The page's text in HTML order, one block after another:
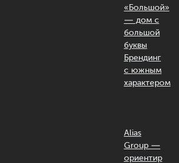
«Большой»
— дом с
большой
буквы
Брендинг
с южным
характером
Alias
Group —
ориентир